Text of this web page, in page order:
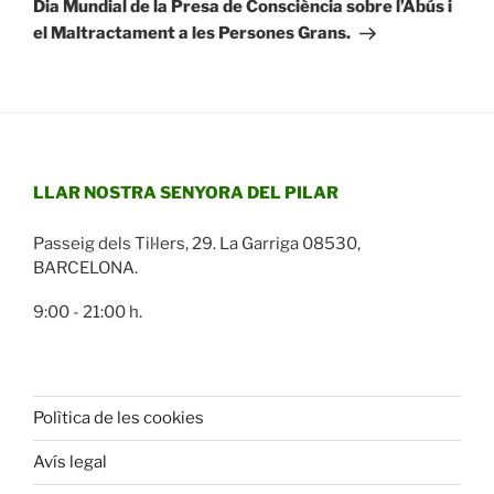
Dia Mundial de la Presa de Consciència sobre l’Abús i
el Maltractament a les Persones Grans.
LLAR NOSTRA SENYORA DEL PILAR
Passeig dels Til·lers, 29. La Garriga 08530,
BARCELONA.
9:00 - 21:00 h.
Polìtica de les cookies
Avís legal